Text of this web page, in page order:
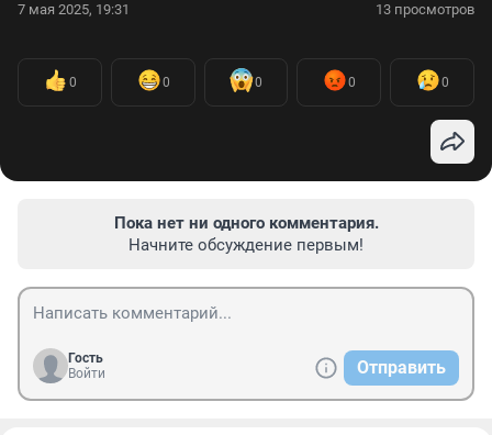
7 мая 2025, 19:31 13 просмотров
0 0 0 0 0
Пока нет ни одного комментария.
Начните обсуждение первым!
Гость
Войти
Отправить